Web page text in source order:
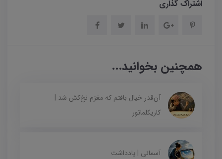
اشتراک گذاری
همچنین بخوانید...
آن‌قدر خیال بافتم که مغزم نخ‌کش شد |
کاریکلماتور
آسمانی | یادداشت